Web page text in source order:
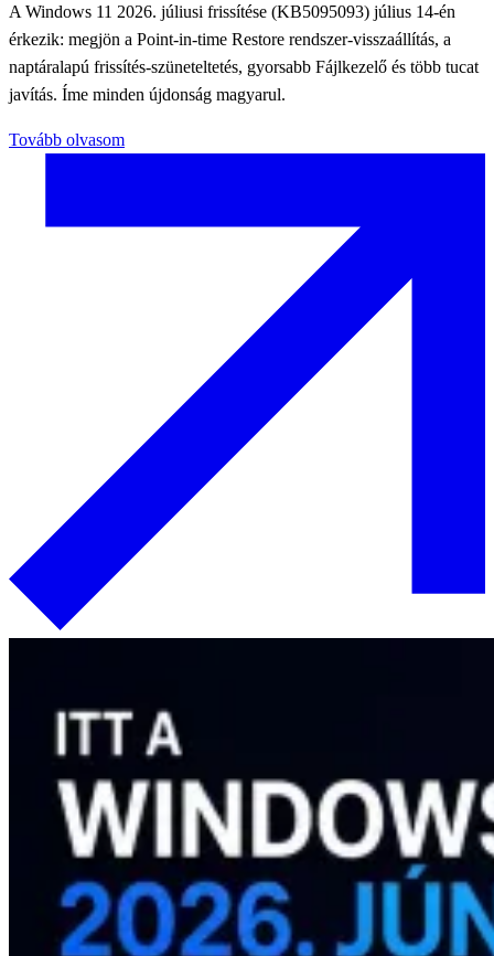
A Windows 11 2026. júliusi frissítése (KB5095093) július 14-én
érkezik: megjön a Point-in-time Restore rendszer-visszaállítás, a
naptáralapú frissítés-szüneteltetés, gyorsabb Fájlkezelő és több tucat
javítás. Íme minden újdonság magyarul.
Tovább olvasom